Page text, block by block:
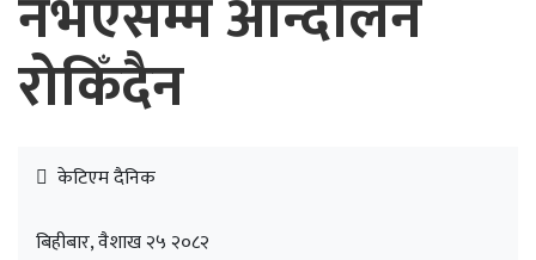
नभएसम्म आन्दोलन
रोकिँदैन
केटिएम दैनिक
बिहीबार, वैशाख २५ २०८२